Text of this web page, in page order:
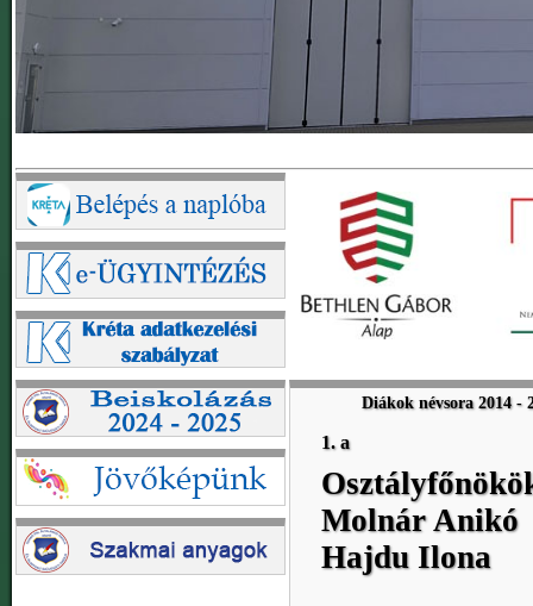
Diákok névsora 2014 -
1. a
Molnár Anikó
Hajdu Ilona